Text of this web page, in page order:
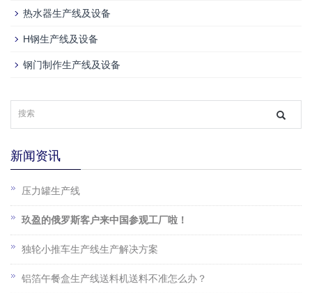
热水器生产线及设备
H钢生产线及设备
钢门制作生产线及设备
新闻资讯
压力罐生产线
玖盈的俄罗斯客户来中国参观工厂啦！
独轮小推车生产线生产解决方案
铝箔午餐盒生产线送料机送料不准怎么办？